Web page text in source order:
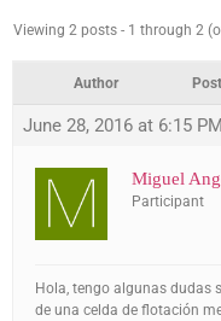
Viewing 2 posts - 1 through 2
Author
June 28, 2016 at 6:15 PM
Miguel
Participant
Hola, tengo algunas dudas
de una celda de flotación